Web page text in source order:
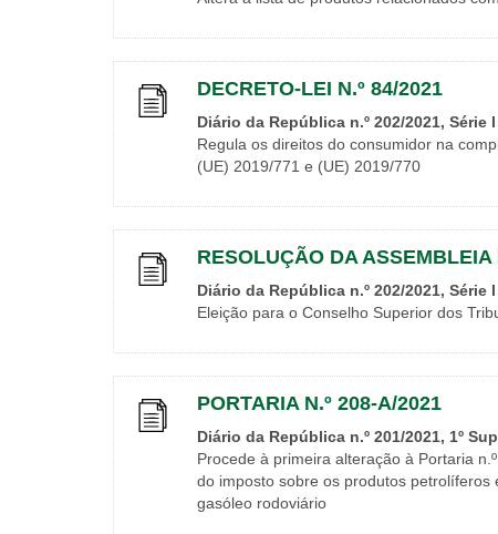
DECRETO-LEI N.º 84/2021
Diário da República n.º 202/2021, Série
Regula os direitos do consumidor na
(UE) 2019/771 e (UE) 2019/770
RESOLUÇÃO DA
Diário da República n.º 202/2021, Série
Eleição para o Conselho Superior dos
PORTARIA N.º 208-A/2021
Diário da República n.º 201/2021, 1º
Procede à primeira alteração à Portaria
do imposto sobre os produtos
gasóleo rodoviário